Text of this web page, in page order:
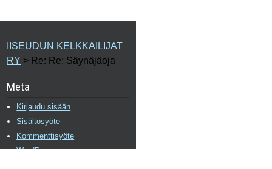
IISEUDUN KELKKAILIJAT
RY > Re: Re: Säynäjäoja
Meta
Kirjaudu sisään
Sisältösyöte
Kommenttisyöte
WordPress.org